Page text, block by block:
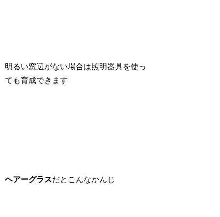
明るい窓辺がない場合は照明器具を使っ
ても育成できます
ヘアーグラスだとこんなかんじ